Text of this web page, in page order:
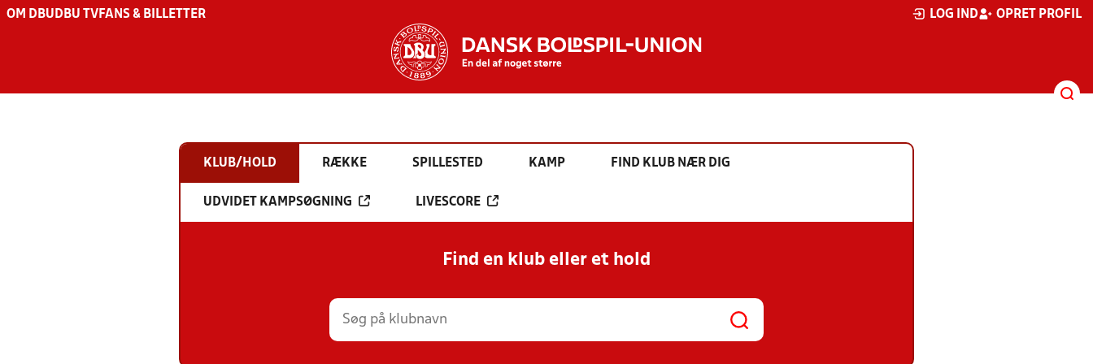
OM DBU DBU TV FANS & BILLETTER LOG IND OPRET PROFIL
KLUB/HOLD RÆKKE SPILLESTED KAMP FIND KLUB NÆR DIG
UDVIDET KAMPSØGNING LIVESCORE
Find en klub eller et hold